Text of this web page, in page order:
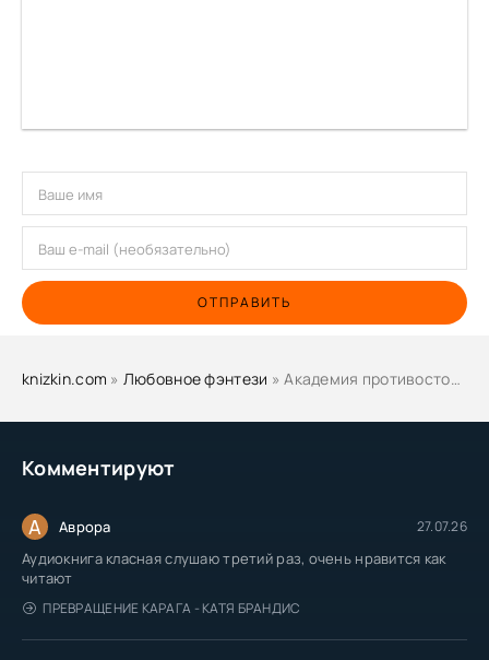
Комментируют
А Аврора 27.07.26
Аудиокнига класная слушаю третий раз, очень нравится как
читают
ПРЕВРАЩЕНИЕ КАРАГА - КАТЯ БРАНДИС
ОТПРАВИТЬ
knizkin.com » Любовное фэнтези » Академия противостояния и кафедра раздора - Екатерина Верхова